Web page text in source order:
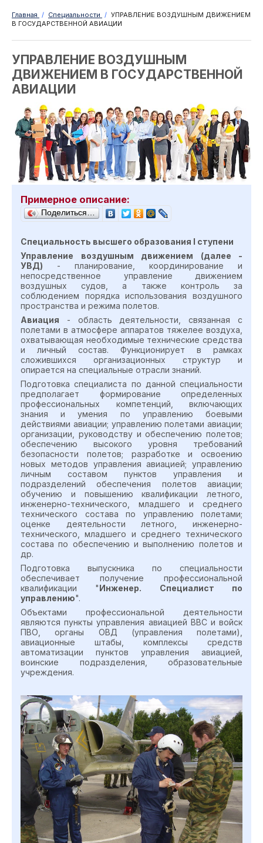
Главная / Специальности / УПРАВЛЕНИЕ ВОЗДУШНЫМ ДВИЖЕНИЕМ
В ГОСУДАРСТВЕННОЙ АВИАЦИИ
УПРАВЛЕНИЕ ВОЗДУШНЫМ
ДВИЖЕНИЕМ В ГОСУДАРСТВЕННОЙ
АВИАЦИИ
Примерное описание:
Поделиться…
Специальность высшего образования I ступени
Управление воздушным движением (далее -
УВД) - планирование, координирование и
непосредственное управление движением
воздушных судов, а также контроль за
соблюдением порядка использования воздушного
пространства и режима полетов.
Авиация - область деятельности, связанная с
полетами в атмосфере аппаратов тяжелее воздуха,
охватывающая необходимые технические средства
и личный состав. Функционирует в рамках
сложившихся организационных структур и
опирается на специальные отрасли знаний.
Подготовка специалиста по данной специальности
предполагает формирование определенных
профессиональных компетенций, включающих
знания и умения по управлению боевыми
действиями авиации; управлению полетами авиации;
организации, руководству и обеспечению полетов;
обеспечению высокого уровня требований
безопасности полетов; разработке и освоению
новых методов управления авиацией; управлению
личным составом пунктов управления и
подразделений обеспечения полетов авиации;
обучению и повышению квалификации летного,
инженерно-технического, младшего и среднего
технического состава по управлению полетами;
оценке деятельности летного, инженерно-
технического, младшего и среднего технического
состава по обеспечению и выполнению полетов и
др.
Подготовка выпускника по специальности
обеспечивает получение профессиональной
квалификации "Инженер. Специалист по
управлению".
Объектами профессиональной деятельности
являются пункты управления авиацией ВВС и войск
ПВО, органы ОВД (управления полетами),
авиационные штабы, комплексы средств
автоматизации пунктов управления авиацией,
воинские подразделения, образовательные
учреждения.